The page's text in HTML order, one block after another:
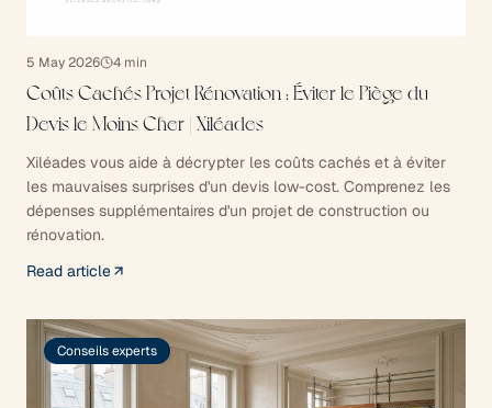
5 May 2026 4 min
Coûts Cachés Projet Rénovation : Éviter le Piège du
Devis le Moins Cher | Xiléades
Xiléades vous aide à décrypter les coûts cachés et à éviter
les mauvaises surprises d'un devis low-cost. Comprenez les
dépenses supplémentaires d'un projet de construction ou
rénovation.
Read article
Conseils experts